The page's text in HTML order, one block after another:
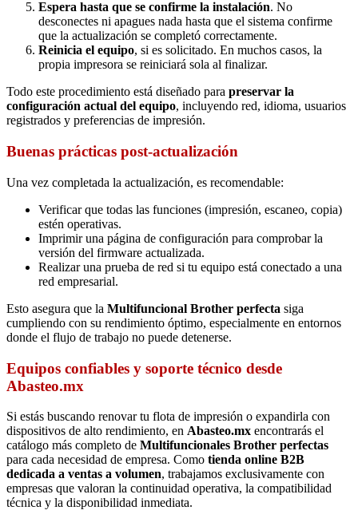
Espera hasta que se confirme la instalación. No
desconectes ni apagues nada hasta que el sistema confirme
que la actualización se completó correctamente.
Reinicia el equipo, si es solicitado. En muchos casos, la
propia impresora se reiniciará sola al finalizar.
Todo este procedimiento está diseñado para preservar la
configuración actual del equipo, incluyendo red, idioma, usuarios
registrados y preferencias de impresión.
Buenas prácticas post-actualización
Una vez completada la actualización, es recomendable:
Verificar que todas las funciones (impresión, escaneo, copia)
estén operativas.
Imprimir una página de configuración para comprobar la
versión del firmware actualizada.
Realizar una prueba de red si tu equipo está conectado a una
red empresarial.
Esto asegura que la Multifuncional Brother perfecta siga
cumpliendo con su rendimiento óptimo, especialmente en entornos
donde el flujo de trabajo no puede detenerse.
Equipos confiables y soporte técnico desde
Abasteo.mx
Si estás buscando renovar tu flota de impresión o expandirla con
dispositivos de alto rendimiento, en Abasteo.mx encontrarás el
catálogo más completo de Multifuncionales Brother perfectas
para cada necesidad de empresa. Como tienda online B2B
dedicada a ventas a volumen, trabajamos exclusivamente con
empresas que valoran la continuidad operativa, la compatibilidad
técnica y la disponibilidad inmediata.